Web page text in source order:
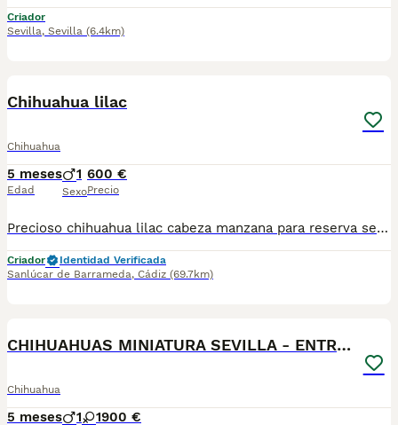
Criador
Sevilla, Sevilla (6.4km)
Chihuahua lilac
Chihuahua
5 meses
Edad
1
Sexo
600 €
Precio
Precioso chihuahua lilac cabeza manzana para reserva se entregan con 2 meses con vacunas al dia, desparacitado y contrato QUIERES UN CHIHUAHUA? A QUE ESPERAS PA LLAMARNOS😊🐶
Criador
Identidad Verificada
Sanlúcar de Barrameda, Cádiz (69.7km)
CHIHUAHUAS MINIATURA SEVILLA - ENTREGA
Chihuahua
5 meses 1 1900 €